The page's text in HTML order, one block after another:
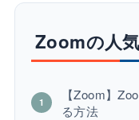
Zoomの人
【Zoom】
る方法